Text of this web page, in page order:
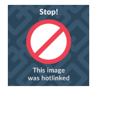
REGENSBURG